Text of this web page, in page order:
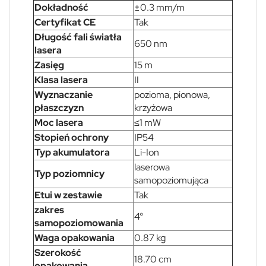
Dokładność
±0.3 mm/m
Certyfikat CE
Tak
Długość fali światła
lasera
650 nm
Zasięg
15 m
Klasa lasera
II
Wyznaczanie
płaszczyzn
pozioma, pionowa,
krzyżowa
Moc lasera
≤1 mW
Stopień ochrony
IP54
Typ akumulatora
Li-Ion
Typ poziomnicy
laserowa
samopoziomująca
Etui w zestawie
Tak
zakres
samopoziomowania
4°
Waga opakowania
0.87 kg
Szerokość
18.70 cm